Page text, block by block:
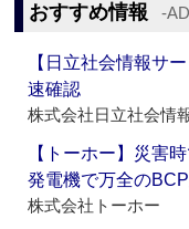
おすすめ情報
【日立社会情報サ
速確認
株式会社日立社会情
【トーホー】災害
発電機で万全の
株式会社トーホー